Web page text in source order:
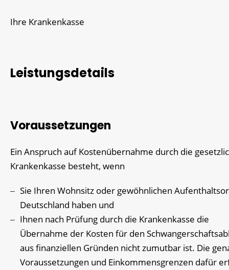
Ihre Krankenkasse
Leistungsdetails
Voraussetzungen
Ein Anspruch auf Kostenübernahme durch die
Krankenkasse besteht, wenn
Sie Ihren Wohnsitz oder gewöhnlichen
Deutschland haben und
Ihnen nach Prüfung durch die Krankenkasse die
Übernahme der Kosten für den
aus finanziellen Gründen nicht zumutbar ist. Die
Voraussetzungen und Einkommensgrenzen dafür